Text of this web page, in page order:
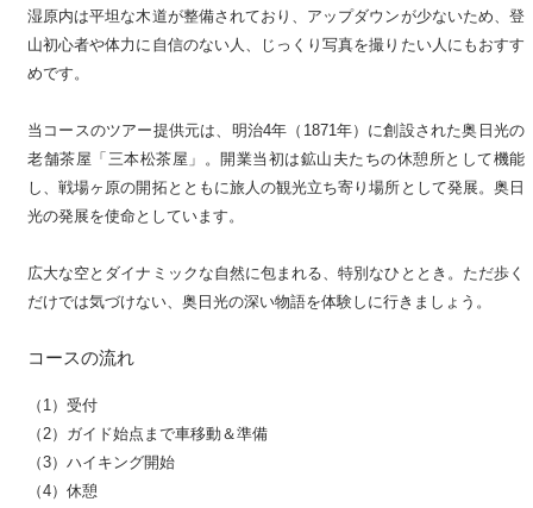
湿原内は平坦な木道が整備されており、アップダウンが少ないため、登
山初心者や体力に自信のない人、じっくり写真を撮りたい人にもおすす
めです。
当コースのツアー提供元は、明治4年（1871年）に創設された奥日光の
老舗茶屋「三本松茶屋」。開業当初は鉱山夫たちの休憩所として機能
し、戦場ヶ原の開拓とともに旅人の観光立ち寄り場所として発展。奥日
光の発展を使命としています。
広大な空とダイナミックな自然に包まれる、特別なひととき。ただ歩く
だけでは気づけない、奥日光の深い物語を体験しに行きましょう。
コースの流れ
（1）受付
（2）ガイド始点まで車移動＆準備
（3）ハイキング開始
（4）休憩